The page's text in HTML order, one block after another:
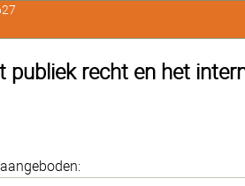
publiek recht en het